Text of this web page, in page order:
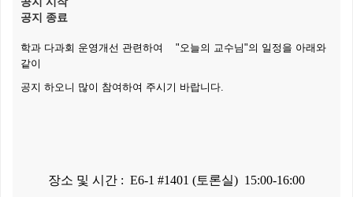
공지 종료
학과 다과회 운영개선 관련하여 "오늘의 교수님"의 일정을 아래와
같이
공지 하오니 많이 참여하여 주시기 바랍니다.
장소 및 시간 : E6-1 #1401 (토론실) 15:00-16:00